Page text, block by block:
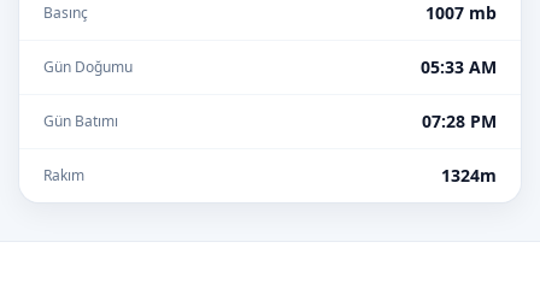
Basınç 1007 mb
Gün Doğumu 05:33 AM
Gün Batımı 07:28 PM
Rakım 1324m